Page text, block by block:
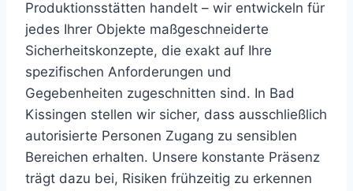
Produktionsstätten handelt – wir entwickeln für
jedes Ihrer Objekte maßgeschneiderte
Sicherheitskonzepte, die exakt auf Ihre
spezifischen Anforderungen und
Gegebenheiten zugeschnitten sind. In Bad
Kissingen stellen wir sicher, dass ausschließlich
autorisierte Personen Zugang zu sensiblen
Bereichen erhalten. Unsere konstante Präsenz
trägt dazu bei, Risiken frühzeitig zu erkennen